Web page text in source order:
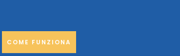
COME FUNZIONA